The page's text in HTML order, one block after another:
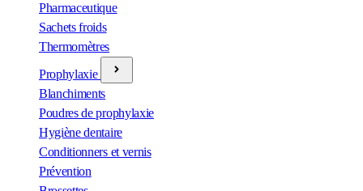
Pharmaceutique
Sachets froids
Thermomètres
Prophylaxie
Blanchiments
Poudres de prophylaxie
Hygiène dentaire
Conditionners et vernis
Prévention